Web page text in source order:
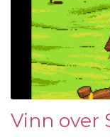
Vinn over